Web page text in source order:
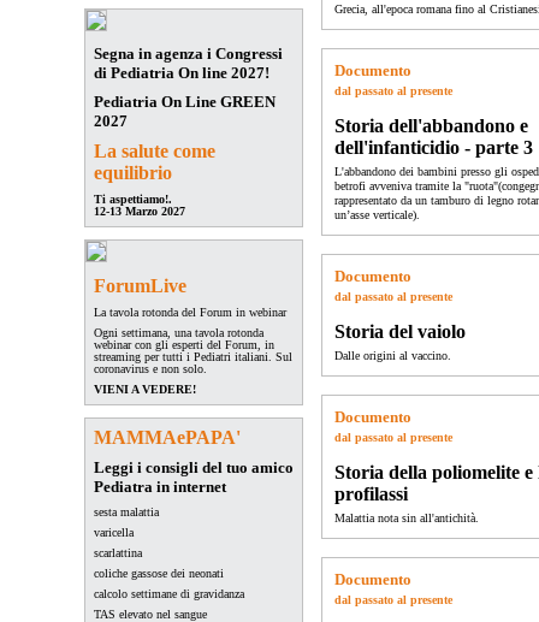
Segna in agenza i Congressi
di Pediatria On line 2027!
Pediatria On Line GREEN
2027
La salute come
equilibrio
Ti aspettiamo!.
12-13 Marzo 2027
ForumLive
La tavola rotonda del Forum in webinar
Ogni settimana, una tavola rotonda
webinar con gli esperti del Forum, in
streaming per tutti i Pediatri italiani. Sul
coronavirus e non solo.
VIENI A VEDERE!
MAMMAePAPA'
Leggi i consigli del tuo amico
Pediatra in internet
sesta malattia
varicella
scarlattina
coliche gassose dei neonati
calcolo settimane di gravidanza
TAS elevato nel sangue
Grecia, all'epoca romana fino al
Documento
dal passato al presente
Storia dell'abbandono e
dell'infanticidio - parte 3
L'abbandono dei bambini presso gli
betrofi avveniva tramite la
rappresentato da un tamburo di legno
un’asse verticale).
Documento
dal passato al presente
Storia del vaiolo
Dalle origini al vaccino.
Documento
dal passato al presente
Storia della poliomelite e
profilassi
Malattia nota sin all'antichità.
Documento
dal passato al presente